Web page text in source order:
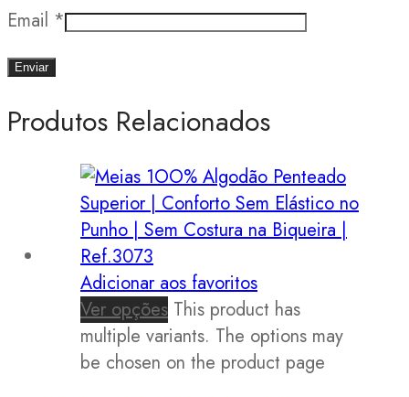
Email *
Produtos Relacionados
Adicionar aos favoritos
Ver opções This product has
multiple variants. The options may
be chosen on the product page